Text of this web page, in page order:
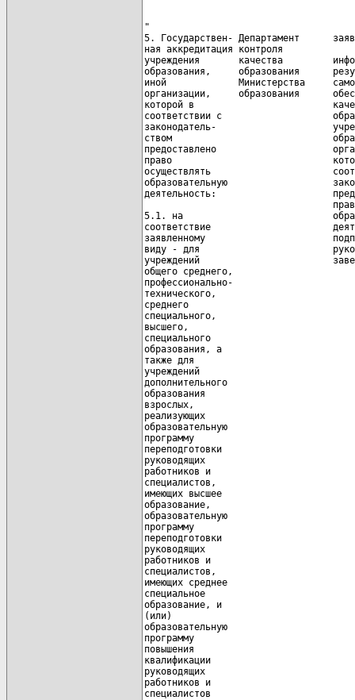
"
5. Государствен- Департамент
ная аккредитация контроля
учреждения       качества
образования,     образования
иной             Министерства
организации,     образования
которой в
соответствии с
законодатель-
ством
предоставлено
право
осуществлять
образовательную
деятельность:
5.1. на
соответствие
заявленному
виду - для
учреждений
общего среднего,
профессионально-
технического,
среднего
специального,
высшего,
специального
образования, а
также для
учреждений
дополнительного
образования
взрослых,
реализующих
образовательную
программу
переподготовки
руководящих
работников и
специалистов,
имеющих высшее
образование,
образовательную
программу
переподготовки
руководящих
работников и
специалистов,
имеющих среднее
специальное
образование, и
(или)
образовательную
программу
повышения
квалификации
руководящих
работников и
специалистов